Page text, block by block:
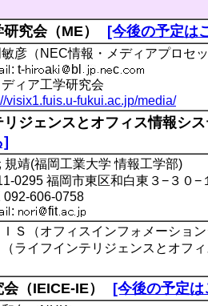
究会（ME） [今後の予定は
敏彦（NEC情報・メディアプロセ
: t- a bl
c
ィア工学研究会
visix1.fuis.u-fukui.ac.jp/media/
リジェンスとオフィス情報シ
規靖(福岡工業大学 情報工学部)
0295 福岡市東区和白東３−３０−
092-606-0758
: fit
Ｓ（オフィスインフォメーショ
（ライフインテリジェンスとオフ
（IEICE-IE） [今後の予定